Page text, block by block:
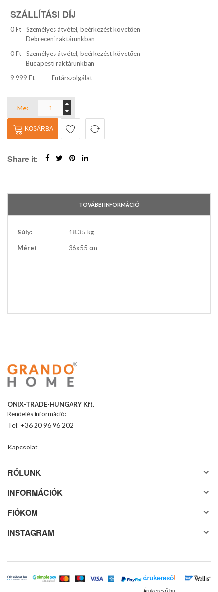
SZÁLLÍTÁSI DÍJ
0 Ft
Személyes átvétel, beérkezést követően
Debreceni raktárunkban
0 Ft
Személyes átvétel, beérkezést követően
Budapesti raktárunkban
9 999 Ft
Futárszolgálat
Me:
KOSÁRBA
Share it:
TOVÁBBI INFORMÁCIÓ
További
Súly:
18.35 kg
Méret
36x55 cm
ONIX-TRADE-HUNGARY Kft.
Rendelés információ:
Tel: +36 20 96 96 202
Kapcsolat
RÓLUNK
INFORMÁCIÓK
FIÓKOM
INSTAGRAM
Árukereső.hu